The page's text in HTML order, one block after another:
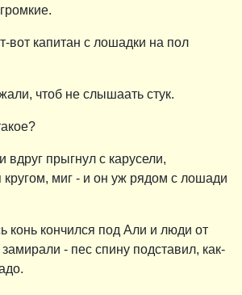
вот капитан с лошадки на пол
чтоб не слышаать стук.
вдруг прыгнул с карусели,
миг - и он уж рядом с лошади
конь кончился под Али и люди от
- пес спину подставил, как-